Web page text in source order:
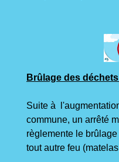
Brûlage des
Suite à
commune, un arrêté
règlemente le
tout autre feu